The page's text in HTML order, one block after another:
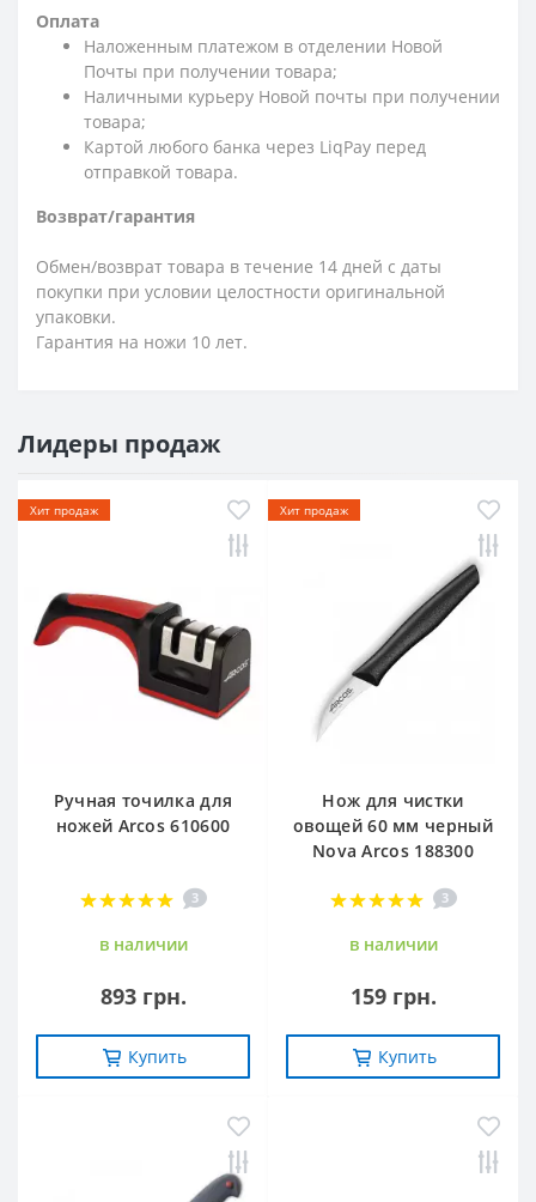
Оплата
Наложенным платежом в отделении Новой
Почты при получении товара;
Наличными курьеру Новой почты при получении
товара;
Картой любого банка через LiqPay перед
отправкой товара.
Возврат/гарантия
Обмен/возврат товара в течение 14 дней с даты
покупки при условии целостности оригинальной
упаковки.
Гарантия на ножи 10 лет.
Лидеры продаж
Хит продаж
Ручная точилка для
ножей Arcos 610600
3
в наличии
893 грн.
Купить
Хит продаж
Нож для чистки
овощей 60 мм черный
Nova Arcos 188300
3
в наличии
159 грн.
Купить